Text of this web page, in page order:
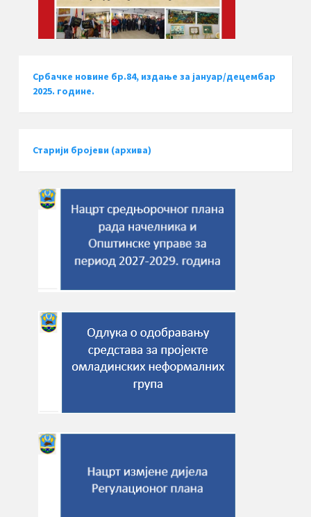
Србачке новине бр.84, издање за јануар/децембар
2025. године.
Старији бројеви (архива)